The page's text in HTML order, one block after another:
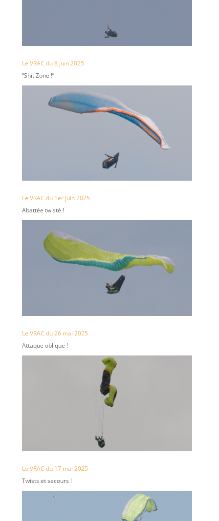
Le VRAC du 8 juin 2025
“Shit Zone !”
Le VRAC du 1er juin 2025
Abattée twisté !
Le VRAC du 26 mai 2025
Attaque oblique !
Le VRAC du 17 mai 2025
Twists et secours !